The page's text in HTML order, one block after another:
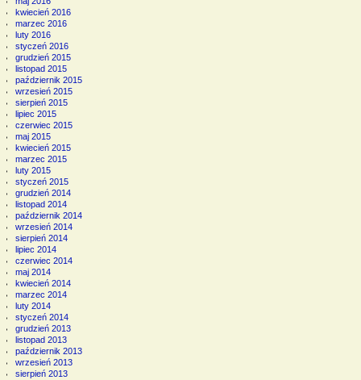
kwiecień 2016
marzec 2016
luty 2016
styczeń 2016
grudzień 2015
listopad 2015
październik 2015
wrzesień 2015
sierpień 2015
lipiec 2015
czerwiec 2015
maj 2015
kwiecień 2015
marzec 2015
luty 2015
styczeń 2015
grudzień 2014
listopad 2014
październik 2014
wrzesień 2014
sierpień 2014
lipiec 2014
czerwiec 2014
maj 2014
kwiecień 2014
marzec 2014
luty 2014
styczeń 2014
grudzień 2013
listopad 2013
październik 2013
wrzesień 2013
sierpień 2013